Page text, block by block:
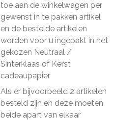
toe aan de winkelwagen per
gewenst in te pakken artikel
en de bestelde artikelen
worden voor u ingepakt in het
gekozen Neutraal /
Sinterklaas of Kerst
cadeaupapier.
Als er bijvoorbeeld 2 artikelen
besteld zijn en deze moeten
beide apart van elkaar